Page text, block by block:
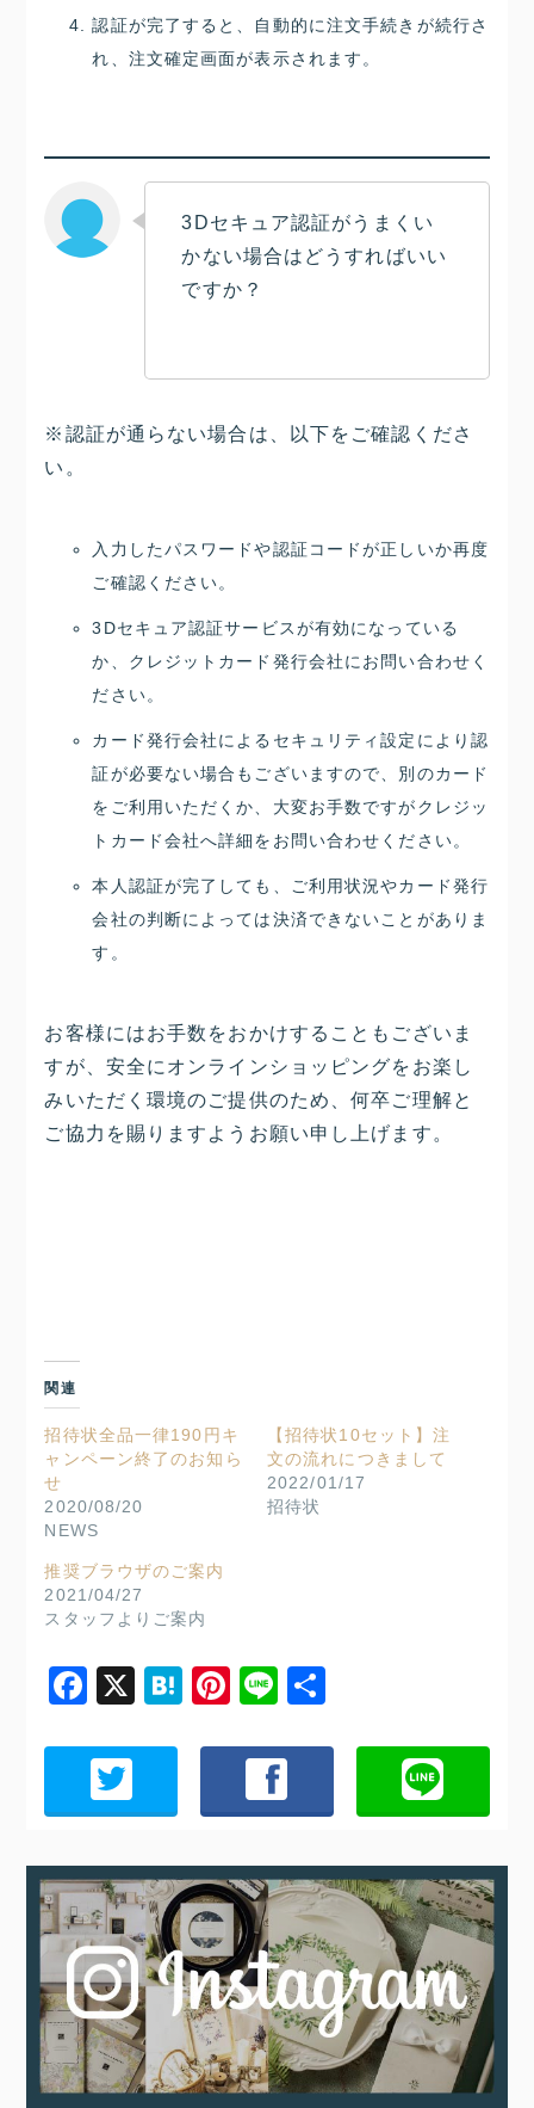
認証が完了すると、自動的に注文手続きが続行さ
れ、注文確定画面が表示されます。
3Dセキュア認証がうまくい
かない場合はどうすればいい
ですか？
※ 認証が通らない場合は、以下をご確認くださ
い。
入力したパスワードや認証コードが正しいか再度
ご確認ください。
3Dセキュア認証サービスが有効になっている
か、クレジットカード発行会社にお問い合わせく
ださい。
カード発行会社によるセキュリティ設定により認
証が必要ない場合もございますので、別のカード
をご利用いただくか、大変お手数ですがクレジッ
トカード会社へ詳細をお問い合わせください。
本人認証が完了しても、ご利用状況やカード発行
会社の判断によっては決済できないことがありま
す。
お客様にはお手数をおかけすることもございま
すが、安全にオンラインショッピングをお楽し
みいただく環境のご提供のため、何卒ご理解と
ご協力を賜りますようお願い申し上げます。
関連
招待状全品一律190円キ
ャンペーン終了のお知ら
せ
2020/08/20
NEWS
【招待状10セット】注
文の流れにつきまして
2022/01/17
招待状
推奨ブラウザのご案内
2021/04/27
スタッフよりご案内
Facebook
X Hatena
Pinterest
Line